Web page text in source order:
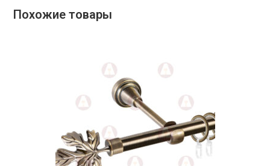
Похожие товары